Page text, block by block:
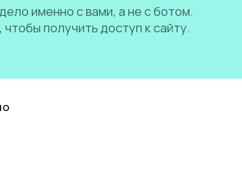
именно с вами, а не с ботом.
получить доступ к сайту.